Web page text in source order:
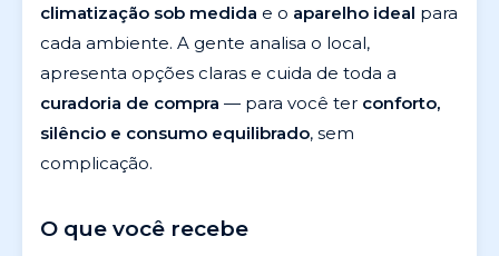
climatização sob medida e o aparelho ideal para
cada ambiente. A gente analisa o local,
apresenta opções claras e cuida de toda a
curadoria de compra — para você ter conforto,
silêncio e consumo equilibrado, sem
complicação.
O que você recebe